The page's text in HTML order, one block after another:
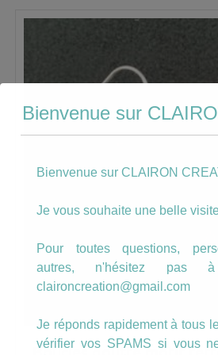
Bienvenue sur
Bienvenue sur CLAIRON
Je vous souhaite une belle
Pour toutes questions,
autres, n'hésitez pas
claironcreation@gmail.com
Je réponds rapidement à tous
vérifier vos SPAMS si vous